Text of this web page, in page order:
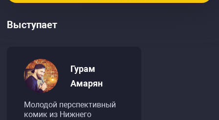
Выступает
Гурам
Амарян
Молодой перспективный
комик из Нижнего